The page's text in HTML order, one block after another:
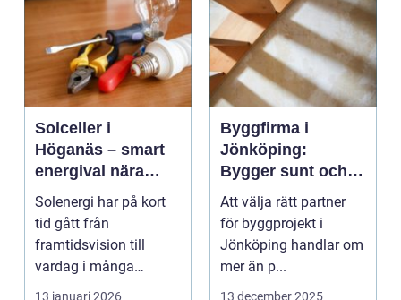
Solceller i
Höganäs – smart
energival nära
havet
Solenergi har på kort
tid gått från
framtidsvision till
vardag i många
sk&ar...
13 januari 2026
Byggfirma i
Jönköping:
Bygger sunt och
hållbart i trä
Att välja rätt partner
för byggprojekt i
Jönköping handlar om
mer än p...
13 december 2025